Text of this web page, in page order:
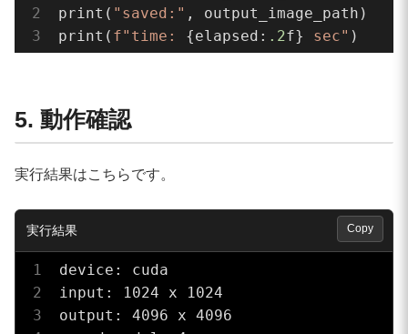
print( "saved:" , output_image_path)
print( f"time: {elapsed: .2f} sec" )
5. 動作確認
実行結果はこちらです。
device: cuda
input: 1024 x 1024
output: 4096 x 4096
Copy